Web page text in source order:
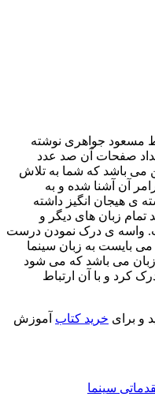
مسعود جواهری نوشته
صفحات آن صد عدد
می باشد که شما به تلاش
آن آشنا شده و به
ی هیجان انگیز داشته
تمام زبان های دیگر و
واسه ی درک نمودن درست
بایست به زبان سینما
می باشد که می شود
کرد و با آن ارتباط
و برای خرید کتاب آموزش
سینما